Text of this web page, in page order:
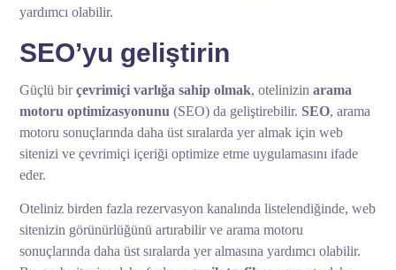
yardımcı olabilir.
SEO’yu geliştirin
Güçlü birçevrimiçi varlığa sahip olmak, otelinizinarama
motoru optimizasyonunu (SEO) da geliştirebilir. SEO, arama
motoru sonuçlarında daha üst sıralarda yer almak için web
sitenizi ve çevrimiçi içeriği optimize etme uygulamasını ifade
eder.
Oteliniz birden fazla rezervasyon kanalında listelendiğinde, web
sitenizin görünürlüğünü artırabilir ve arama motoru
sonuçlarında daha üst sıralarda yer almasına yardımcı olabilir.